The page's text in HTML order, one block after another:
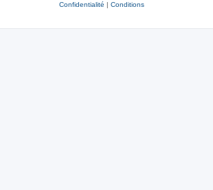
Confidentialité | Conditions